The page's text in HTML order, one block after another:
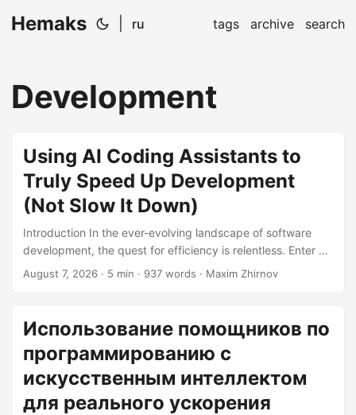
Hemaks ru tags archive search
Development
Using AI Coding Assistants to
Truly Speed Up Development
(Not Slow It Down)
Introduction In the ever-evolving landscape of software
development, the quest for efficiency is relentless. Enter AI
coding assistants—the new kids on the block promising to
coding assistants, exploring how to harness their power to
supercharge your development process without
succumbing to the pitfalls that could slow you down....
August 7, 2026 · 5 min · 937 words · Maxim Zhirnov
Использование помощников по
программированию с
искусственным интеллектом
для реального ускорения